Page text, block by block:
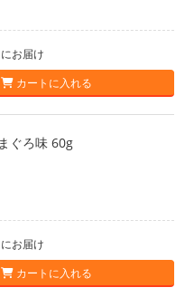
にお届け
カートに入れる
ぐろ味 60g
にお届け
カートに入れる